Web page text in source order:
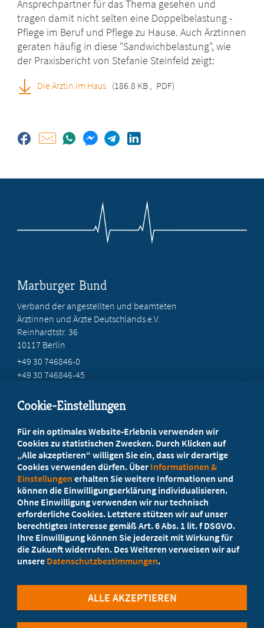
Ansprechpartner für das Thema gesehen und
tragen damit nicht selten eine Doppelbelastung -
Pflege im Beruf und Pflege zu Hause. Auch Ärztinnen
geraten häufig in diese "Sandwichbelastung", wie
der Praxisbericht von Stefanie Steinfeld zeigt:
Die Ärztin im Haus (186.8 KB , PDF)
Marburger Bund
Verband der angestellten und beamteten
Ärztinnen und Ärzte Deutschlands e.V.
Reinhardtstr. 36
10117 Berlin
+49 30 746846-0
+49 30 746846-45
Ihr Landesverband berät Sie!
Ansprechpartner
Werden Sie jetzt Mitglied!
5 Vorteile einer Mitgliedschaft
Cookie-Einstellungen
Für ein optimales Website-Erlebnis verwenden wir
Cookies zu statistischen Zwecken. Durch Klicken auf
„Alle akzeptieren“ willigen Sie ein, dass wir derartige
Cookies verwenden dürfen. Über Informationen &
Einstellungen erhalten Sie weitere Informationen und
können die Einwilligungserklärung individualisieren.
Ohne Einwilligung verwenden wir nur technisch
erforderliche Cookies. Letztere stützen wir auf unser
berechtigtes Interesse gemäß Art. 6 Abs. 1 lit. f DSGVO.
Ihre Einwilligung können Sie jederzeit mit Wirkung für
die Zukunft widerrufen. Des Weiteren verweisen wir auf
unsere Datenschutzbestimmungen.
ALLE AKZEPTIEREN